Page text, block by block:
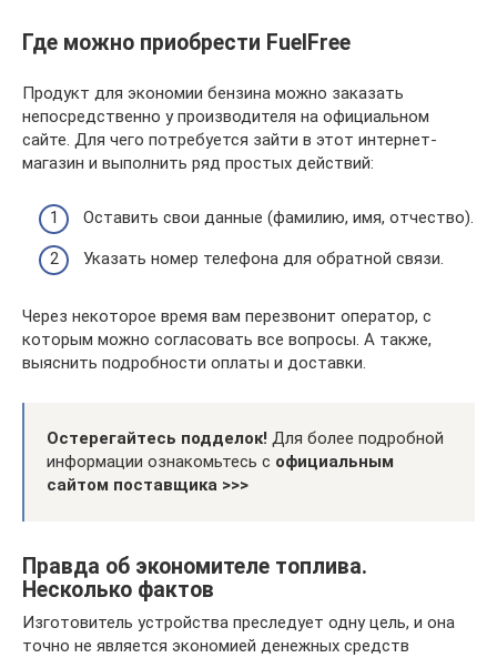
Где можно приобрести FuelFree
Продукт для экономии бензина можно заказать
непосредственно у производителя на официальном
сайте. Для чего потребуется зайти в этот интернет-
магазин и выполнить ряд простых действий:
Оставить свои данные (фамилию, имя, отчество).
Указать номер телефона для обратной связи.
Через некоторое время вам перезвонит оператор, с
которым можно согласовать все вопросы. А также,
выяснить подробности оплаты и доставки.
Остерегайтесь подделок! Для более подробной
информации ознакомьтесь с официальным
сайтом поставщика >>>
Правда об экономителе топлива.
Несколько фактов
Изготовитель устройства преследует одну цель, и она
точно не является экономией денежных средств